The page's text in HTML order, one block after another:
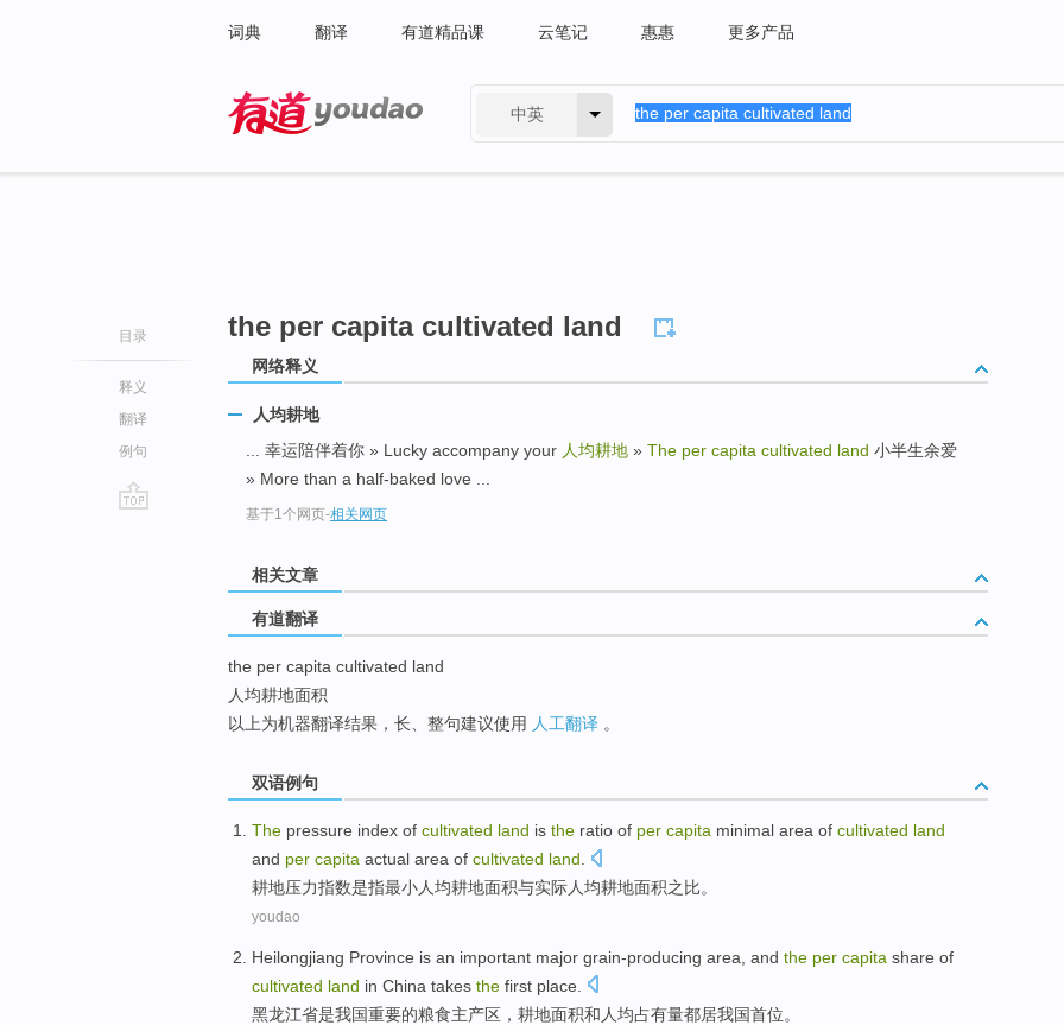
词典 翻译 有道精品课 云笔记 惠惠 更多产品
中英
目录
释义
翻译
例句
the per capita cultivated land
网络释义
人均耕地
... 幸运陪伴着你 » Lucky accompany your 人均耕地 » The per capita cultivated land 小半生余爱
» More than a half-baked love ...
基于1个网页-相关网页
相关文章
有道翻译
the per capita cultivated land
人均耕地面积
以上为机器翻译结果，长、整句建议使用 人工翻译 。
双语例句
The pressure index of cultivated land is the ratio of per capita minimal area of cultivated land
and per capita actual area of cultivated land
耕地压力指数是指最小人均耕地面积与实际人均耕地面积之 比。
youdao
Heilongjiang Province is an important major grain-producing area and the per capita share of
cultivated land in China takes the first place
黑龙江省是我国重要的粮食主产区 ， 耕地面积和 人均占有量都居我国首位。